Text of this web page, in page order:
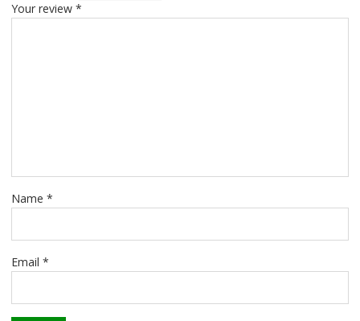
Your review *
Name *
Email *